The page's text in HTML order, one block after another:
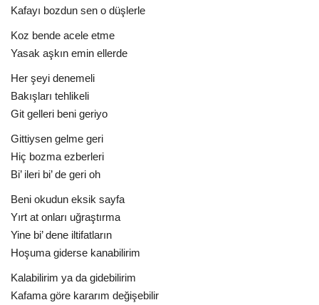
Kafayı bozdun sen o düşlerle
Koz bende acele etme
Yasak aşkın emin ellerde
Her şeyi denemeli
Bakışları tehlikeli
Git gelleri beni geriyo
Gittiysen gelme geri
Hiç bozma ezberleri
Bi’ ileri bi’ de geri oh
Beni okudun eksik sayfa
Yırt at onları uğraştırma
Yine bi’ dene iltifatların
Hoşuma giderse kanabilirim
Kalabilirim ya da gidebilirim
Kafama göre kararım değişebilir